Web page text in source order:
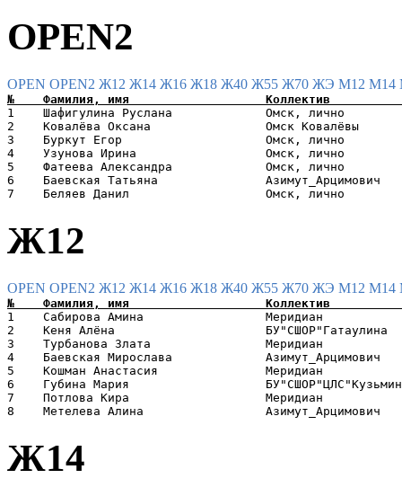
OPEN2
OPEN OPEN2 Ж12 Ж14 Ж16 Ж18 Ж40 Ж55 Ж70 ЖЭ М12 М14
1    Шафигулина Руслана             Омск, лично
2    Ковалёва Оксана                Омск
3    Буркут Егор                    Омск, лично
4    Узунова Ирина                  Омск, лично
5    Фатеева Александра             Омск, лично
6    Баевская Татьяна
Ж12
OPEN OPEN2 Ж12 Ж14 Ж16 Ж18 Ж40 Ж55 Ж70 ЖЭ М12 М14
1    Сабирова Амина                 Меридиан
2    Кеня Алёна
3    Турбанова Злата                Меридиан
4    Баевская Мирослава
5    Кошман Анастасия               Меридиан
6    Губина Мария
7    Потлова Кира                   Меридиан
Ж14